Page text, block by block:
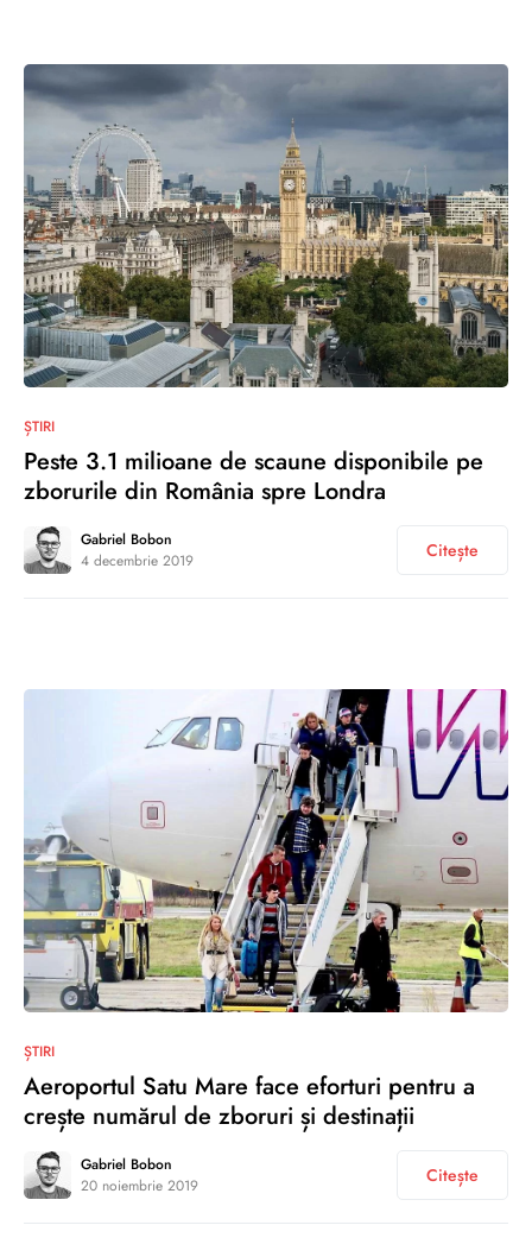
ȘTIRI
Peste 3.1 milioane de scaune disponibile pe
zborurile din România spre Londra
Gabriel Bobon
4 decembrie 2019
Citește
ȘTIRI
Aeroportul Satu Mare face eforturi pentru a
crește numărul de zboruri și destinații
Gabriel Bobon
20 noiembrie 2019
Citește